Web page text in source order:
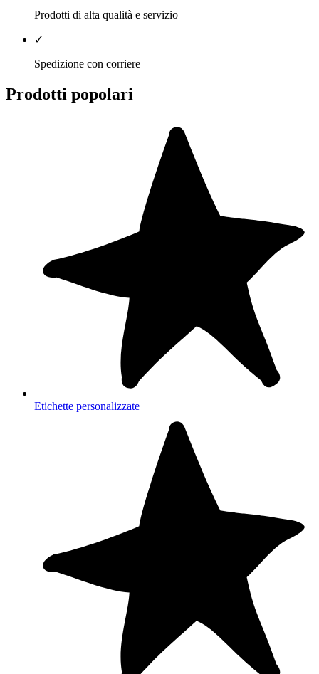
Prodotti di alta qualità e servizio
✓
Spedizione con corriere
Prodotti popolari
Etichette personalizzate